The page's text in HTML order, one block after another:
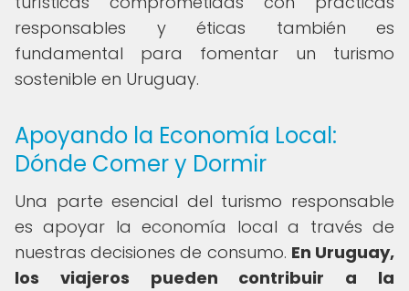
responsables y éticas también es
fundamental para fomentar un turismo
sostenible en Uruguay.
Apoyando la Economía Local:
Dónde Comer y Dormir
Una parte esencial del turismo responsable
es apoyar la economía local a través de
nuestras decisiones de consumo. En Uruguay,
los viajeros pueden contribuir a la